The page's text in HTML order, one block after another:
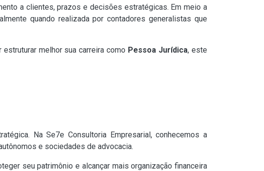
a clientes, prazos e decisões estratégicas. Em meio a
quando realizada por contadores generalistas que
melhor sua carreira como Pessoa Jurídica, este
Na Se7e Consultoria Empresarial, conhecemos a
e sociedades de advocacia.
seu patrimônio e alcançar mais organização financeira